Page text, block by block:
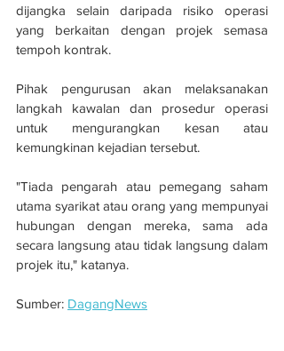
dijangka selain daripada risiko operasi
yang berkaitan dengan projek semasa
tempoh kontrak.
Pihak pengurusan akan melaksanakan
langkah kawalan dan prosedur operasi
untuk mengurangkan kesan atau
kemungkinan kejadian tersebut.
"Tiada pengarah atau pemegang saham
utama syarikat atau orang yang mempunyai
hubungan dengan mereka, sama ada
secara langsung atau tidak langsung dalam
projek itu," katanya.
Sumber: DagangNews